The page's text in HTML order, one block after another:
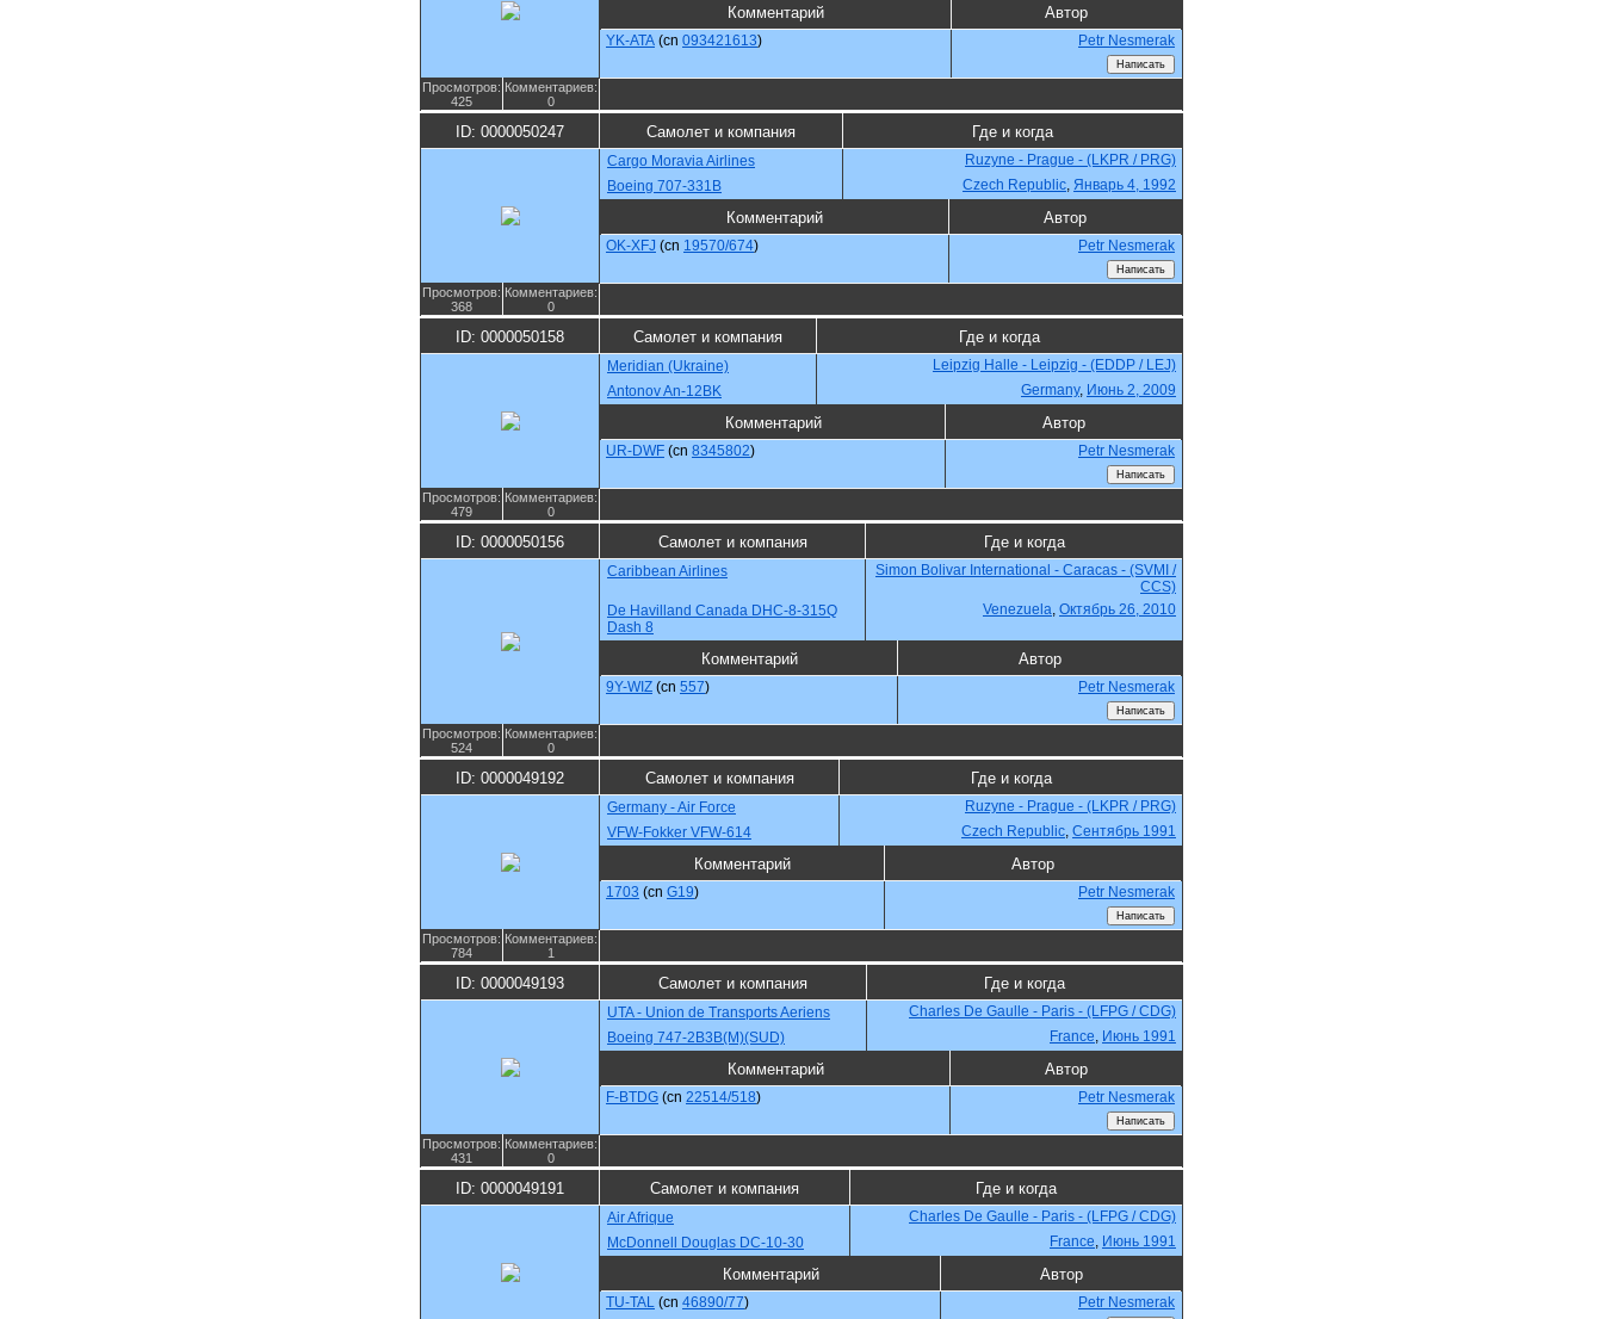
Комментарий Автор
YK-ATA (cn 093421613) Petr Nesmerak
Просмотров:
425
Комментариев:
0
ID: 0000050247 Самолет и компания Где и когда
Cargo Moravia Airlines
Ruzyne - Prague - (LKPR / PRG)
Boeing 707-331B
Czech Republic, Январь 4, 1992
Комментарий Автор
OK-XFJ (cn 19570/674) Petr Nesmerak
Просмотров:
368
Комментариев:
0
ID: 0000050158 Самолет и компания Где и когда
Meridian (Ukraine)
Leipzig Halle - Leipzig - (EDDP / LEJ)
Antonov An-12BK
Germany, Июнь 2, 2009
Комментарий Автор
UR-DWF (cn 8345802) Petr Nesmerak
Просмотров:
479
Комментариев:
0
ID: 0000050156 Самолет и компания Где и когда
Caribbean Airlines
Simon Bolivar International - Caracas - (SVMI /
CCS)
De Havilland Canada DHC-8-315Q
Dash 8
Venezuela, Октябрь 26, 2010
Комментарий Автор
9Y-WIZ (cn 557) Petr Nesmerak
Просмотров:
524
Комментариев:
0
ID: 0000049192 Самолет и компания Где и когда
Germany - Air Force
Ruzyne - Prague - (LKPR / PRG)
VFW-Fokker VFW-614
Czech Republic, Сентябрь 1991
Комментарий Автор
1703 (cn G19) Petr Nesmerak
Просмотров:
784
Комментариев:
1
ID: 0000049193 Самолет и компания Где и когда
UTA - Union de Transports Aeriens
Charles De Gaulle - Paris - (LFPG / CDG)
Boeing 747-2B3B(M)(SUD)
France, Июнь 1991
Комментарий Автор
F-BTDG (cn 22514/518) Petr Nesmerak
Просмотров:
431
Комментариев:
0
ID: 0000049191 Самолет и компания Где и когда
Air Afrique
Charles De Gaulle - Paris - (LFPG / CDG)
McDonnell Douglas DC-10-30
France, Июнь 1991
Комментарий Автор
TU-TAL (cn 46890/77) Petr Nesmerak